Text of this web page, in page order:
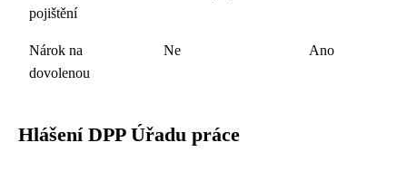
pojištění
Nárok na
dovolenou
Ne Ano
Hlášení DPP Úřadu práce